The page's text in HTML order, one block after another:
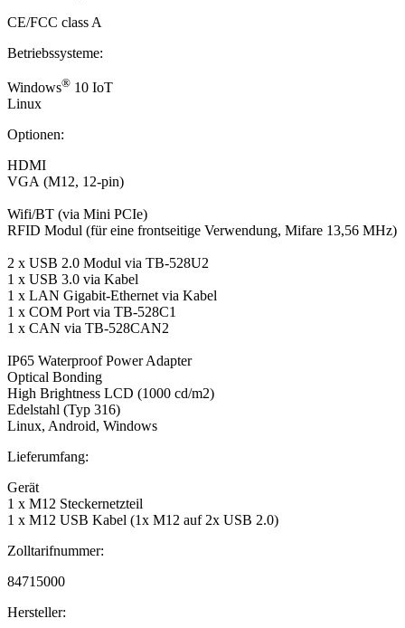
CE/FCC class A
Betriebssysteme:
Windows® 10 IoT
Linux
Optionen:
HDMI
VGA (M12, 12-pin)
Wifi/BT (via Mini PCIe)
RFID Modul (für eine frontseitige Verwendung, Mifare 13,56 MHz)
2 x USB 2.0 Modul via TB-528U2
1 x USB 3.0 via Kabel
1 x LAN Gigabit-Ethernet via Kabel
1 x COM Port via TB-528C1
1 x CAN via TB-528CAN2
IP65 Waterproof Power Adapter
Optical Bonding
High Brightness LCD (1000 cd/m2)
Edelstahl (Typ 316)
Linux, Android, Windows
Lieferumfang:
Gerät
1 x M12 Steckernetzteil
1 x M12 USB Kabel (1x M12 auf 2x USB 2.0)
Zolltarifnummer:
84715000
Hersteller: